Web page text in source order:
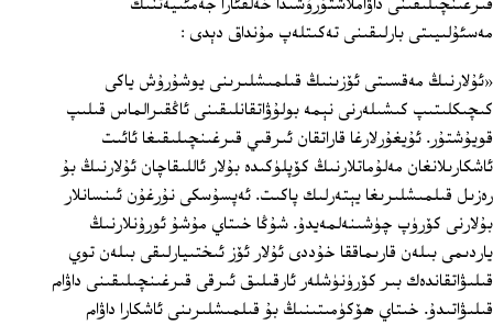
قىرغىنچىلىقىنى داۋاملاشتۇرۇشىدا خەلقئارا جەمئىيەتنىڭ
مەسئۇلىيىتى بارلىقىنى تەكىتلەپ مۇنداق دېدى :
«ئۇلارنىڭ مەقسىتى ئۆزىنىڭ قىلمىشلىرىنى يوشۇرۇش ياكى
كىچىكلىتىپ كىشىلەرنى نېمە بولۇۋاتقانلىقىنى ئاڭقىرالماس قىلىپ
قويۇشتۇر. ئۇيغۇرلارغا قاراتقان ئىرقىي قىرغىنچىلىقىغا ئائىت
ئاشكارىلانغان مەلۇماتلارنىڭ كۆپلۈكىدە بۇلار ئاللىقاچان ئۇلارنىڭ بۇ
رەزىل قىلمىشلىرىغا يېتەرلىك پاكىت. ئەپسۇسكى نۇرغۇن ئىنسانلار
بۇلارنى كۆرۈپ چۈشىنەلمەيدۇ. شۇڭا خىتاي مۇشۇ ئورۇنلارنىڭ
ياردىمى بىلەن قارىماققا خۇددى ئۇلار ئۆز ئىختىيارلىقى بىلەن توي
قىلىۋاتقاندەك بىر كۆرۈنۈشلەر ئارقىلىق ئىرقى قىرغىنچىلىقىنى داۋام
قىلىۋاتىدۇ. خىتاي ھۆكۈمىتىنىڭ بۇ قىلمىشلىرىنى ئاشكارا داۋام